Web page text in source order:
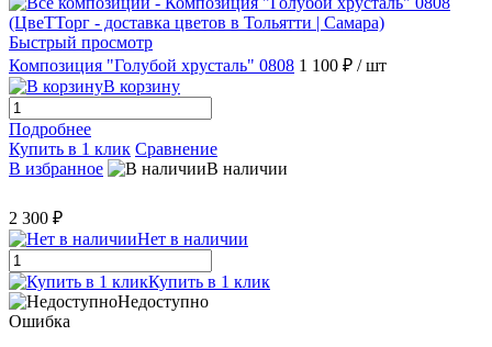
Быстрый просмотр
Композиция "Голубой хрусталь" 0808 1 100 ₽ / шт
В корзину
Подробнее
Купить в 1 клик Сравнение
В избранное
В наличии
2 300 ₽
Нет в наличии
Купить в 1 клик
Недоступно
Ошибка